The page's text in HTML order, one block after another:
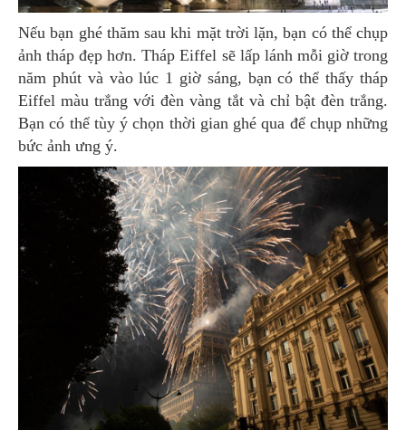
Nếu bạn ghé thăm sau khi mặt trời lặn, bạn có thể chụp
ảnh tháp đẹp hơn. Tháp Eiffel sẽ lấp lánh mỗi giờ trong
năm phút và vào lúc 1 giờ sáng, bạn có thể thấy tháp
Eiffel màu trắng với đèn vàng tắt và chỉ bật đèn trắng.
Bạn có thể tùy ý chọn thời gian ghé qua để chụp những
bức ảnh ưng ý.